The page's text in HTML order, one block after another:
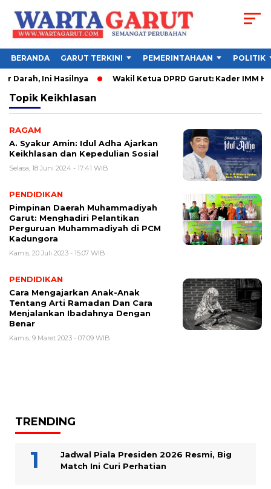
BERANDA GARUT TERKINI PEMERINTAHAAN POLITIK
Darah, Ini Hasilnya Wakil Ketua DPRD Garut: Kader IMM
Topik Keikhlasan
RAGAM
A. Syakur Amin: Idul Adha Ajarkan
Keikhlasan dan Kepedulian Sosial
Selasa, 18 Juni 2024 - 17:41 WIB
PENDIDIKAN
Pimpinan Daerah Muhammadiyah
Garut: Menghadiri Pelantikan
Perguruan Muhammadiyah di PCM
Kadungora
Kamis, 20 Juli 2023 - 15:07 WIB
PENDIDIKAN
Cara Mengajarkan Anak-Anak
Tentang Arti Ramadan Dan Cara
Menjalankan Ibadahnya Dengan
Benar
Kamis, 9 Maret 2023 - 07:09 WIB
TRENDING
Jadwal Piala Presiden 2026 Resmi, Big
Match Ini Curi Perhatian